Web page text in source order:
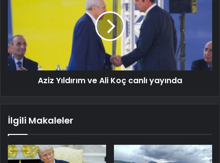
Aziz Yıldırım ve Ali Koç canlı yayında
İlgili Makaleler